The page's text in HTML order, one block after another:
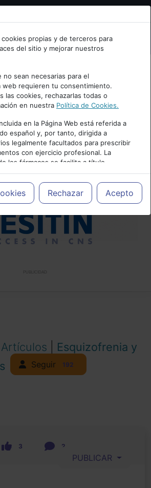
con tu email.
Cancelar
propias y de terceros para
del sitio y mejorar nuestros
no sean necesarias para el
web requieren tu consentimiento.
las cookies, rechazarlas todas o
en nuestra Política de Cookies.
en la Página Web está referida a
español y, por tanto, dirigida a
legalmente facultados para prescribir
con ejercicio profesional. La
los fármacos se facilita a título
siendo responsabilidad de los
prescribir medicamentos y decidir, en
tratamiento más adecuado a las
Rechazar Acepto
Esquizofrenia y
Seguir 192
3 2
PUBLICAR